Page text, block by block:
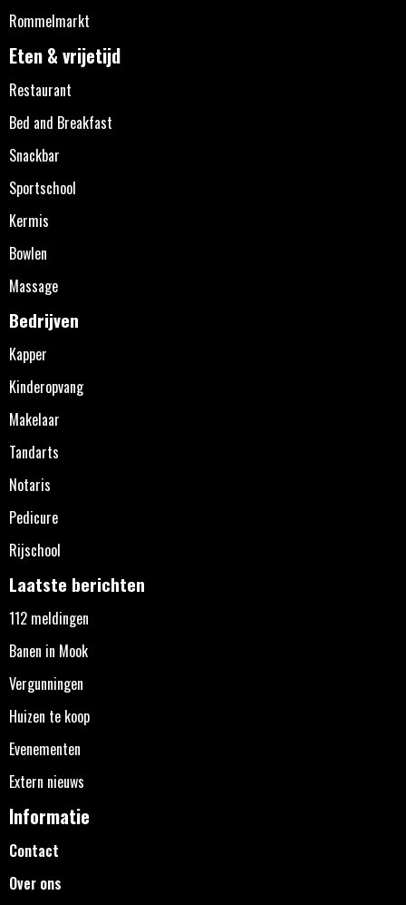
Rommelmarkt
Eten & vrijetijd
Restaurant
Bed and Breakfast
Snackbar
Sportschool
Kermis
Bowlen
Massage
Bedrijven
Kapper
Kinderopvang
Makelaar
Tandarts
Notaris
Pedicure
Rijschool
Laatste berichten
112 meldingen
Banen in Mook
Vergunningen
Huizen te koop
Evenementen
Extern nieuws
Informatie
Contact
Over ons